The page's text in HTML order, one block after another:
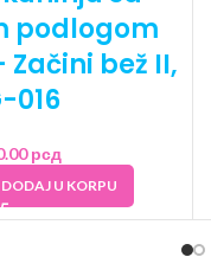
podlogom
Začini bež II,
016
рсд
DODAJ U KORPU